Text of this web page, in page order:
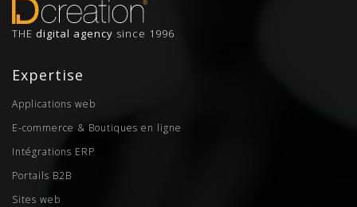
THE digital agency since 1996
Expertise
Applications web
E-commerce & Boutiques en ligne
Intégrations ERP
Portails B2B
Sites web